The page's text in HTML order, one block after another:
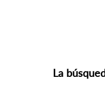
La